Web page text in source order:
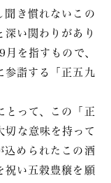
聞き慣れないこの
い関わりがあり
を指すもので、
参詣する「正五九
とって、この「正
切な意味を持って
込められたこの酒
祝い五穀豊穣を願